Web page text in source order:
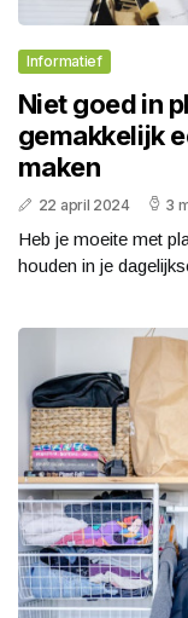
Informatief
Niet goed in
gemakkelijk
maken
22 april 2024 3
Heb je moeite met
houden in je